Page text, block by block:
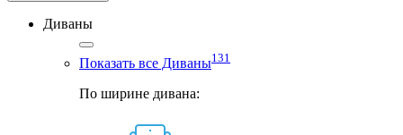
Диваны
Показать все Диваны131
По ширине дивана: